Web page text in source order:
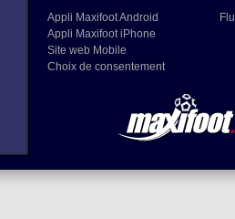
Appli Maxifoot Android
Appli Maxifoot iPhone
Site web Mobile
Choix de consentement